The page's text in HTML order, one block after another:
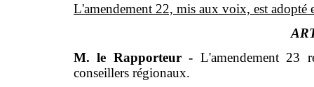
L'amendement 22, mis aux voix, est adopté
M. le Rapporteur - L'amendement 23
conseillers régionaux.